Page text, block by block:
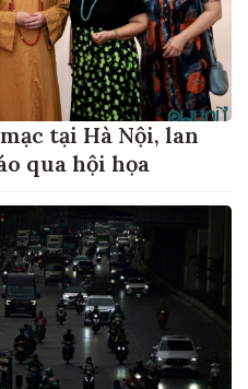
tại Hà Nội, lan
qua hội họa